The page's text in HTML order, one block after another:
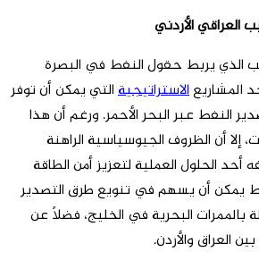
العراقي الأردني
الذي يربط حقول النفط في البصرة
المشاريعالاستراتيجيةالتي يمكن أن توفر
النفط عبر البحر الأحمر. ورغم أن هذا
أن الظروف الجيوسياسية الراهنة
الحلول العملية لتعزيز أمن الطاقة
يمكن أن يسهم في تنويع طرق التصدير
بالممرات البحرية في الخليج، فضلاً عن
العراق والأردن.